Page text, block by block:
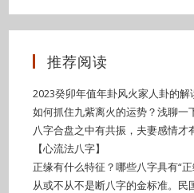
推荐阅读
2023癸卯年值年卦风火家人卦的解
如何抓住九紫离火的运势？浅聊
八字合盘之中有共振，夫妻感情才
【心流法八字】
正缘有什么特征？哪些八字具有“正
从或不从不是断八字的金标准。民